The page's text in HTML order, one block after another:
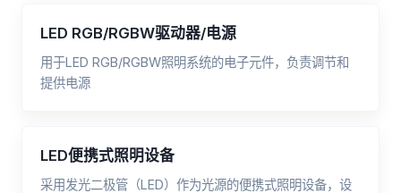
LED RGB/RGBW驱动器/电源
用于LED RGB/RGBW照明系统的电子元件，负责调节和
提供电源
LED便携式照明设备
采用发光二极管（LED）作为光源的便携式照明设备，设